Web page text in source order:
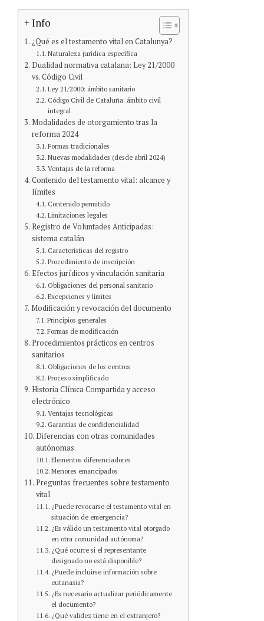
+ Info
¿Qué es el testamento vital en Catalunya?
Naturaleza jurídica específica
Dualidad normativa catalana: Ley 21/2000
vs. Código Civil
Ley 21/2000: ámbito sanitario
Código Civil de Cataluña: ámbito civil
integral
Modalidades de otorgamiento tras la
reforma 2024
Formas tradicionales
Nuevas modalidades (desde abril 2024)
Ventajas de la reforma
Contenido del testamento vital: alcance y
límites
Contenido permitido
Limitaciones legales
Registro de Voluntades Anticipadas:
sistema catalán
Características del registro
Procedimiento de inscripción
Efectos jurídicos y vinculación sanitaria
Obligaciones del personal sanitario
Excepciones y límites
Modificación y revocación del documento
Principios generales
Formas de modificación
Procedimientos prácticos en centros
sanitarios
Obligaciones de los centros
Proceso simplificado
Historia Clínica Compartida y acceso
electrónico
Ventajas tecnológicas
Garantías de confidencialidad
Diferencias con otras comunidades
autónomas
Elementos diferenciadores
Menores emancipados
Preguntas frecuentes sobre testamento
vital
¿Puede revocarse el testamento vital en
situación de emergencia?
¿Es válido un testamento vital otorgado
en otra comunidad autónoma?
¿Qué ocurre si el representante
designado no está disponible?
¿Puede incluirse información sobre
eutanasia?
¿Es necesario actualizar periódicamente
el documento?
¿Qué validez tiene en el extranjero?